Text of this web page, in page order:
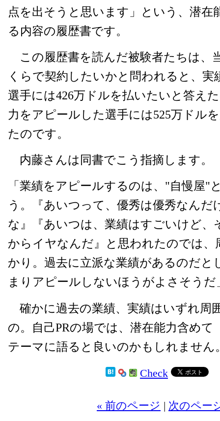
点を出そうと思います」という、潜在
る内容の履歴書です。
この履歴書を読んだ被験者たちは、
くらで契約したいかと問われると、実
選手には426万ドルを払いたいと答え
力をアピールした選手には525万ドル
たのです。
内藤さんは同書でこう指摘します。
「業績をアピールするのは、"自慢屋"
う。『あいつって、優秀は優秀なんだ
な』『あいつは、業績はすごいけど、
からイヤなんだ』と思われたのでは、
かり。過去に立派な業績があるのだと
まりアピールしないほうがよさそうだ
確かに過去の業績、実績はいずれ周
の。自己PRの場では、潜在能力含めて
テーマに語ると良いのかもしれません
Check
« 前のページ | 次のペー